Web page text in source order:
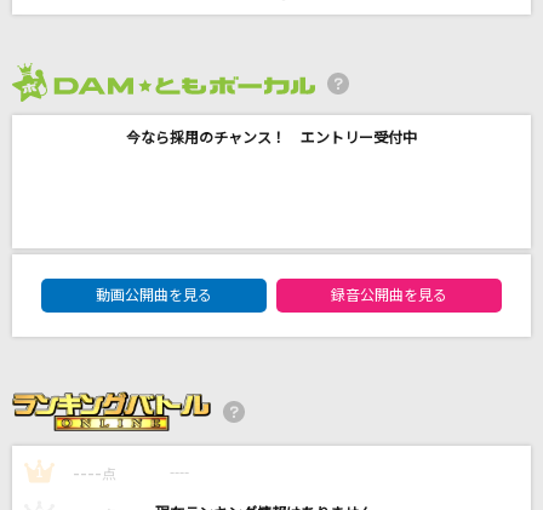
ビリミリオン
ミキト(みきとP) feat.初音ミク
サカナクション
ハナミズキ
今なら採用のチャンス！ エントリー受付中
DAM★ともボーカルエントリーランキング
動画公開曲を見る
録音公開曲を見る
1 ---- 点 ----